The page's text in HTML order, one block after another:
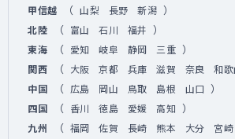
甲信越 （ 山梨 長野 新潟 ）
北陸 （ 富山 石川 福井 ）
東海 （ 愛知 岐阜 静岡 三重 ）
関西 （ 大阪 京都 兵庫 滋賀 奈良 和歌
中国 （ 広島 岡山 鳥取 島根 山口 ）
四国 （ 香川 徳島 愛媛 高知 ）
九州 （ 福岡 佐賀 長崎 熊本 大分 宮崎